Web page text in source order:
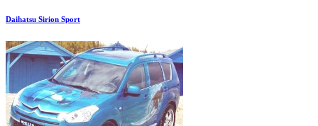
Daihatsu Sirion Sport